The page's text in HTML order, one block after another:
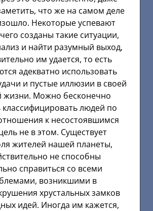
что же на самом деле
Некоторые успевают
созданы такие ситуации,
и найти разумный выход,
им удается, то есть
адекватно использовать
и пустые иллюзии в своей
жизни. Можно бесконечно
людей по
к несостоявшимся
не в этом. Существует
жителей нашей планеты,
не способны
справиться со всеми
возникшими в
хрустальных замков
идей. Иногда им кажется,